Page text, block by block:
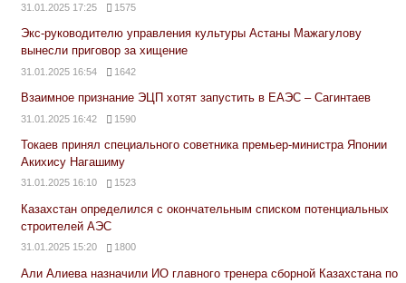
31.01.2025 17:25 1575
Экс-руководителю управления культуры Астаны Мажагулову
вынесли приговор за хищение
31.01.2025 16:54 1642
Взаимное признание ЭЦП хотят запустить в ЕАЭС – Сагинтаев
31.01.2025 16:42 1590
Токаев принял специального советника премьер-министра Японии
Акихису Нагашиму
31.01.2025 16:10 1523
Казахстан определился с окончательным списком потенциальных
строителей АЭС
31.01.2025 15:20 1800
Али Алиева назначили ИО главного тренера сборной Казахстана по